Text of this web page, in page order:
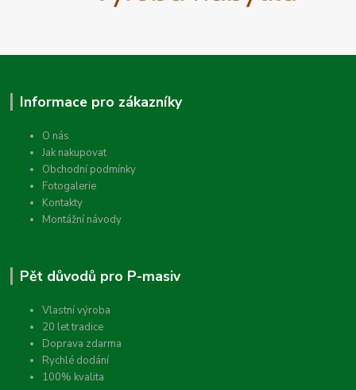
Informace pro zákazníky
O nás
Jak nakupovat
Obchodní podmínky
Fotogalerie
Kontakty
Montážní návody
Pět důvodů pro P-masiv
Vlastní výroba
20 let tradice
Doprava zdarma
Rychlé dodání
100% kvalita